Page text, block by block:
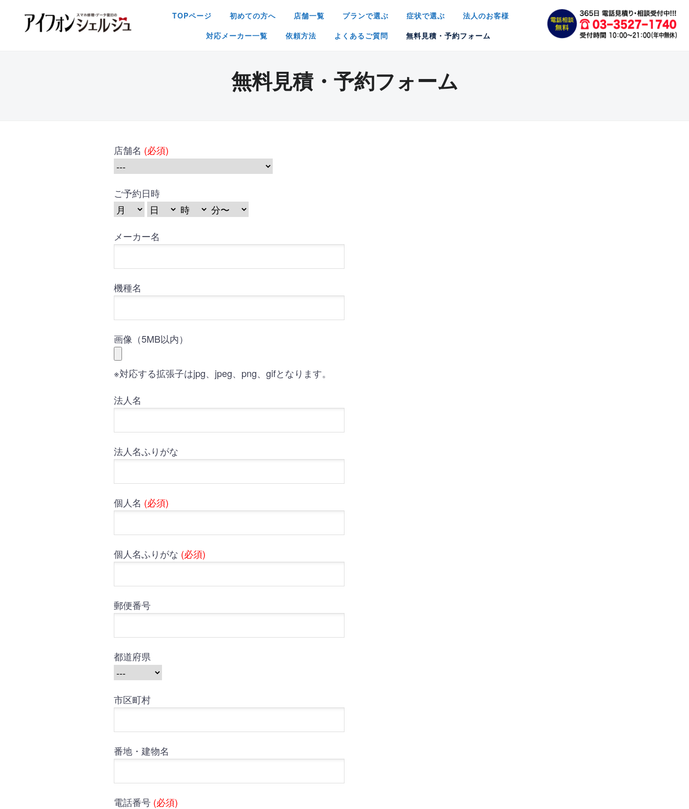
TOPページ 初めての方へ 店舗一覧 プランで選ぶ 症状で選ぶ
法人のお客様
対応メーカー一覧
依頼方法 よくあるご質問 無料見積・予約フォーム
無料見積・予約フォーム
店舗名 (必須)
ご予約日時
メーカー名
機種名
画像（5MB以内）
※対応する拡張子はjpg、jpeg、png、gifとなります。
法人名
法人名ふりがな
個人名 (必須)
個人名ふりがな (必須)
郵便番号
都道府県
市区町村
番地・建物名
電話番号 (必須)